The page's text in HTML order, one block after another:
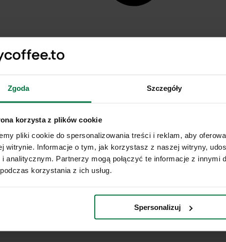
Zgoda Szczegóły
korzysta z plików cookie
pliki cookie do spersonalizowania treści i reklam, aby
witrynie. Informacje o tym, jak korzystasz z naszej witryny,
i analitycznym. Partnerzy mogą połączyć te informacje z innymi
korzystania z ich usług.
Spersonalizuj
Sp. z o.o. moich danych osobowych w celach marketingowych